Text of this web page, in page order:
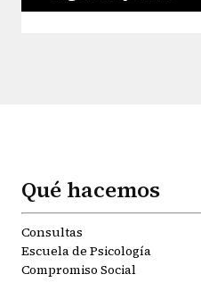
Qué hacemos
Consultas
Escuela de Psicología
Compromiso Social